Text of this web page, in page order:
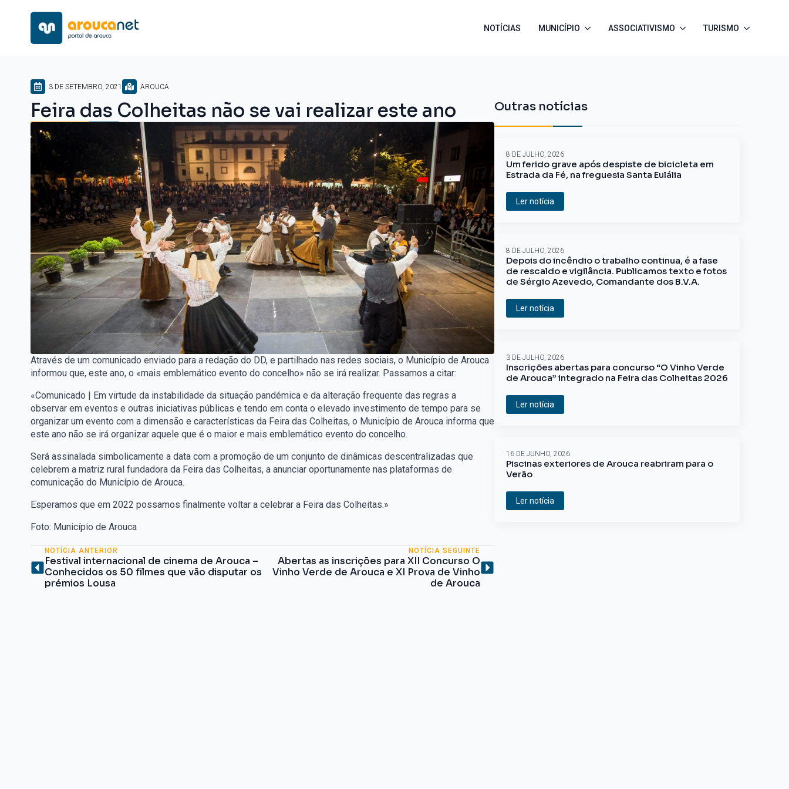
NOTÍCIAS MUNICÍPIO ASSOCIATIVISMO TURISMO
3 DE SETEMBRO, 2021 AROUCA
Feira das Colheitas não se vai realizar este ano
Através de um comunicado enviado para a redação do DD, e partilhado nas redes sociais, o Município de Arouca
informou que, este ano, o «mais emblemático evento do concelho» não se irá realizar. Passamos a citar:
«Comunicado | Em virtude da instabilidade da situação pandémica e da alteração frequente das regras a
observar em eventos e outras iniciativas públicas e tendo em conta o elevado investimento de tempo para se
organizar um evento com a dimensão e características da Feira das Colheitas, o Município de Arouca informa que
este ano não se irá organizar aquele que é o maior e mais emblemático evento do concelho.
Será assinalada simbolicamente a data com a promoção de um conjunto de dinâmicas descentralizadas que
celebrem a matriz rural fundadora da Feira das Colheitas, a anunciar oportunamente nas plataformas de
comunicação do Município de Arouca.
Esperamos que em 2022 possamos finalmente voltar a celebrar a Feira das Colheitas.»
Foto: Município de Arouca
NOTÍCIA ANTERIOR
Festival internacional de cinema de Arouca –
Conhecidos os 50 filmes que vão disputar os
prémios Lousa
NOTÍCIA SEGUINTE
Abertas as inscrições para XII Concurso O
Vinho Verde de Arouca e XI Prova de Vinho
de Arouca
Outras notícias
Um ferido grave após despiste de bicicleta em
Estrada da Fé, na freguesia Santa Eulália
8 DE JULHO, 2026
Ler notícia
Depois do incêndio o trabalho continua, é a fase
de rescaldo e vigilância. Publicamos texto e fotos
de Sérgio Azevedo, Comandante dos B.V.A.
8 DE JULHO, 2026
Ler notícia
Inscrições abertas para concurso “O Vinho Verde
de Arouca” integrado na Feira das Colheitas 2026
3 DE JULHO, 2026
Ler notícia
Piscinas exteriores de Arouca reabriram para o
Verão
16 DE JUNHO, 2026
Ler notícia